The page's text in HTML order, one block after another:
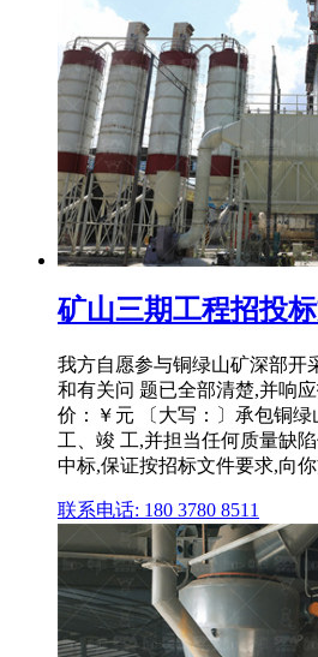
矿山三期工程招投
我方自愿参与铜绿山矿深部开
和有关问 题已全部清楚,并响
价：￥元 〔大写：〕承包铜
工、竣 工,并担当任何质量缺
中标,保证按招标文件要求,向
联系电话: 180 3780 8511